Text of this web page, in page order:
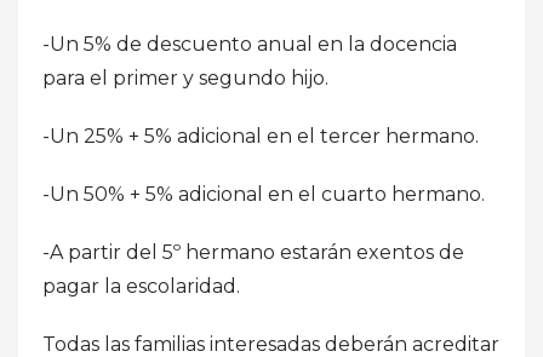
-Un 5% de descuento anual en la docencia
para el primer y segundo hijo.
-Un 25% + 5% adicional en el tercer hermano.
-Un 50% + 5% adicional en el cuarto hermano.
-A partir del 5º hermano estarán exentos de
pagar la escolaridad.
Todas las familias interesadas deberán acreditar